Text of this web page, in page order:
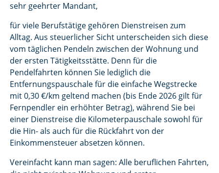
sehr geehrter Mandant,
für viele Berufstätige gehören Dienstreisen zum
Alltag. Aus steuerlicher Sicht unterscheiden sich diese
vom täglichen Pendeln zwischen der Wohnung und
der ersten Tätigkeitsstätte. Denn für die
Pendelfahrten können Sie lediglich die
Entfernungspauschale für die einfache Wegstrecke
mit 0,30 €/km geltend machen (bis Ende 2026 gilt für
Fernpendler ein erhöhter Betrag), während Sie bei
einer Dienstreise die Kilometerpauschale sowohl für
die Hin- als auch für die Rückfahrt von der
Einkommensteuer absetzen können.
Vereinfacht kann man sagen: Alle beruflichen Fahrten,